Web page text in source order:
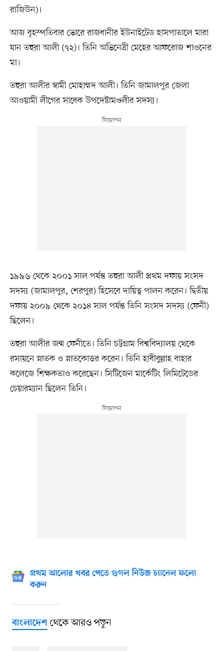
রাজিউন)।
আজ বৃহস্পতিবার ভোরে রাজধানীর ইউনাইটেড হাসপাতালে মারা
যান তহুরা আলী (৭২)। তিনি অভিনেত্রী মেহের আফরোজ শাওনের
মা।
তহুরা আলীর স্বামী মোহাম্মদ আলী। তিনি জামালপুর জেলা
আওয়ামী লীগের সাবেক উপদেষ্টামণ্ডলীর সদস্য।
১৯৯৬ থেকে ২০০১ সাল পর্যন্ত তহুরা আলী প্রথম দফায় সংসদ
সদস্য (জামালপুর, শেরপুর) হিসেবে দায়িত্ব পালন করেন। দ্বিতীয়
দফায় ২০০৯ থেকে ২০১৪ সাল পর্যন্ত তিনি সংসদ সদস্য (ফেনী)
ছিলেন।
তহুরা আলীর জন্ম ফেনীতে। তিনি চট্টগ্রাম বিশ্ববিদ্যালয় থেকে
রসায়নে স্নাতক ও স্নাতকোত্তর করেন। তিনি হাবীবুল্লাহ বাহার
কলেজে শিক্ষকতাও করেছেন। সিটিজেন মার্কেটিং লিমিটেডের
চেয়ারম্যান ছিলেন তিনি।
প্রথম আলোর খবর পেতে গুগল নিউজ চ্যানেল ফলো
করুন
বাংলাদেশথেকে আরও পড়ুন